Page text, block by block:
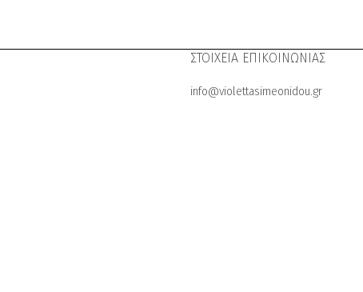
ΣΤΟΙΧΕΙΑ ΕΠΙΚΟΙΝΩΝΙΑΣ
info@violettasimeonidou.gr